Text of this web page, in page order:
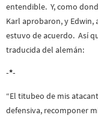
entendible. Y, como
Karl aprobaron, y Edwin,
estuvo de acuerdo. Así
traducida del alemán:
-*-
“El titubeo de mis
defensiva, recomponer